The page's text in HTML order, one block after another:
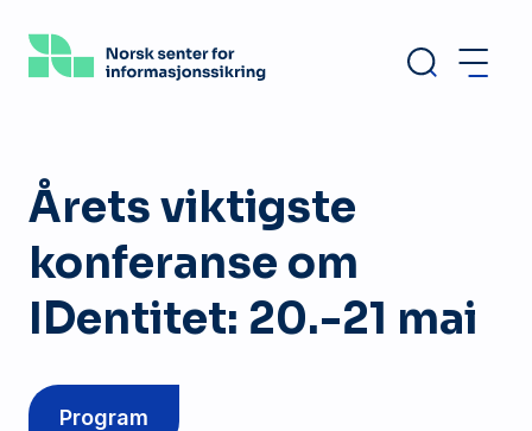
hovedinnhold
Årets viktigste
konferanse om
IDentitet: 20.-21 mai
Program